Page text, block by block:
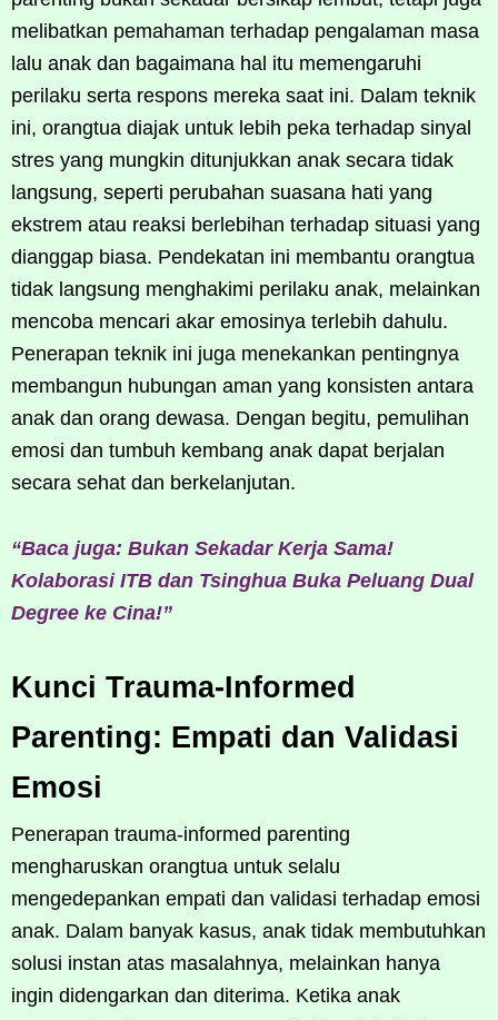
melibatkan pemahaman terhadap pengalaman masa
lalu anak dan bagaimana hal itu memengaruhi
perilaku serta respons mereka saat ini. Dalam teknik
ini, orangtua diajak untuk lebih peka terhadap sinyal
stres yang mungkin ditunjukkan anak secara tidak
langsung, seperti perubahan suasana hati yang
ekstrem atau reaksi berlebihan terhadap situasi yang
dianggap biasa. Pendekatan ini membantu orangtua
tidak langsung menghakimi perilaku anak, melainkan
mencoba mencari akar emosinya terlebih dahulu.
Penerapan teknik ini juga menekankan pentingnya
membangun hubungan aman yang konsisten antara
anak dan orang dewasa. Dengan begitu, pemulihan
emosi dan tumbuh kembang anak dapat berjalan
secara sehat dan berkelanjutan.
“Baca juga: Bukan Sekadar Kerja Sama!
Kolaborasi ITB dan Tsinghua Buka Peluang Dual
Degree ke Cina!”
Kunci Trauma-Informed
Parenting: Empati dan Validasi
Emosi
Penerapan trauma-informed parenting
mengharuskan orangtua untuk selalu
mengedepankan empati dan validasi terhadap emosi
anak. Dalam banyak kasus, anak tidak membutuhkan
solusi instan atas masalahnya, melainkan hanya
ingin didengarkan dan diterima. Ketika anak